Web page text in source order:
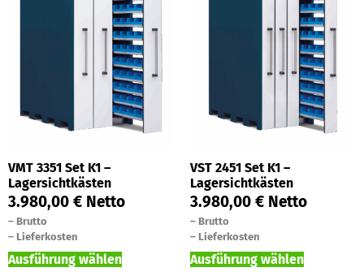
VMT 3351 Set K1 –
Lagersichtkästen
3.980,00 € Netto
– Brutto
– Lieferkosten
Ausführung wählen
VST 2451 Set K1 –
Lagersichtkästen
3.980,00 € Netto
– Brutto
– Lieferkosten
Ausführung wählen